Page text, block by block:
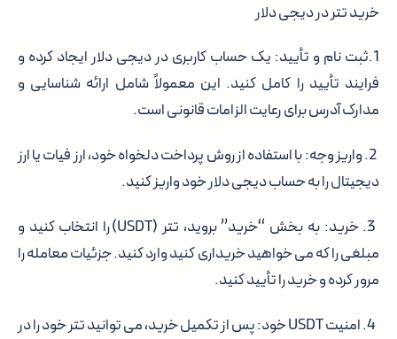
خرید تتر در دیجی دلار
1.ثبت نام و تأیید: یک حساب کاربری در دیجی دلار ایجاد کرده و
فرایند تأیید را کامل کنید. این معمولاً شامل ارائه شناسایی و
مدارک آدرس برای رعایت الزامات قانونی است.
2. واریز وجه: با استفاده از روش پرداخت دلخواه خود، ارز فیات یا ارز
دیجیتال را به حساب دیجی دلار خود واریز کنید.
3. خرید: به بخش “خرید” بروید، تتر (USDT) را انتخاب کنید و
مبلغی را که می خواهید خریداری کنید وارد کنید. جزئیات معامله را
مرور کرده و خرید را تأیید کنید.
4. امنیت USDT خود: پس از تکمیل خرید، می توانید تتر خود را در